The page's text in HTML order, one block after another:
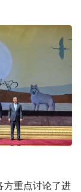
方重点讨论了进